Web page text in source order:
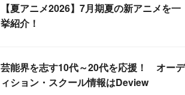
【夏アニメ2026】7月期夏の新アニメを一
挙紹介！
芸能界を志す10代～20代を応援！ オーデ
ィション・スクール情報はDeview